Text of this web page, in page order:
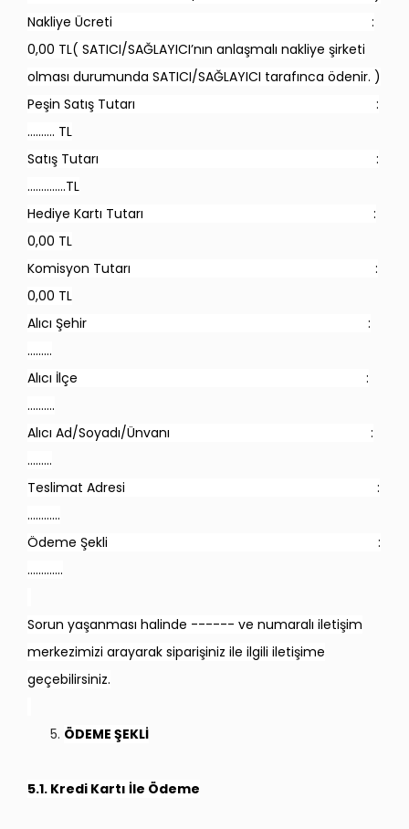
Nakliye Ücreti :
0,00 TL( SATICI/SAĞLAYICI’nın anlaşmalı nakliye şirketi
olması durumunda SATICI/SAĞLAYICI tarafınca ödenir. )
Peşin Satış Tutarı :
………. TL
Satış Tutarı :
…………..TL
Hediye Kartı Tutarı :
0,00 TL
Komisyon Tutarı :
0,00 TL
Alıcı Şehir :
………
Alıcı İlçe :
……….
Alıcı Ad/Soyadı/Ünvanı :
………
Teslimat Adresi :
…………
Ödeme Şekli :
………….
Sorun yaşanması halinde ------ ve numaralı iletişim
merkezimizi arayarak siparişiniz ile ilgili iletişime
geçebilirsiniz.
ÖDEME ŞEKLİ
5.1. Kredi Kartı İle Ödeme